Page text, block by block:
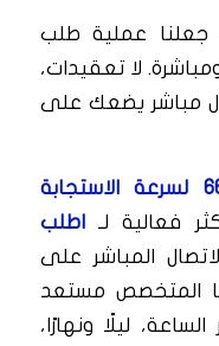
جعلنا عملية طلب
لا تعقيدات،
مباشر يضعك على
الاتصال المباشر على 66141300 لسرعة الاستجابة
فعالية لـ
اطلب
المباشر على
المتخصص مستعد
ليلًا ونهارًا،